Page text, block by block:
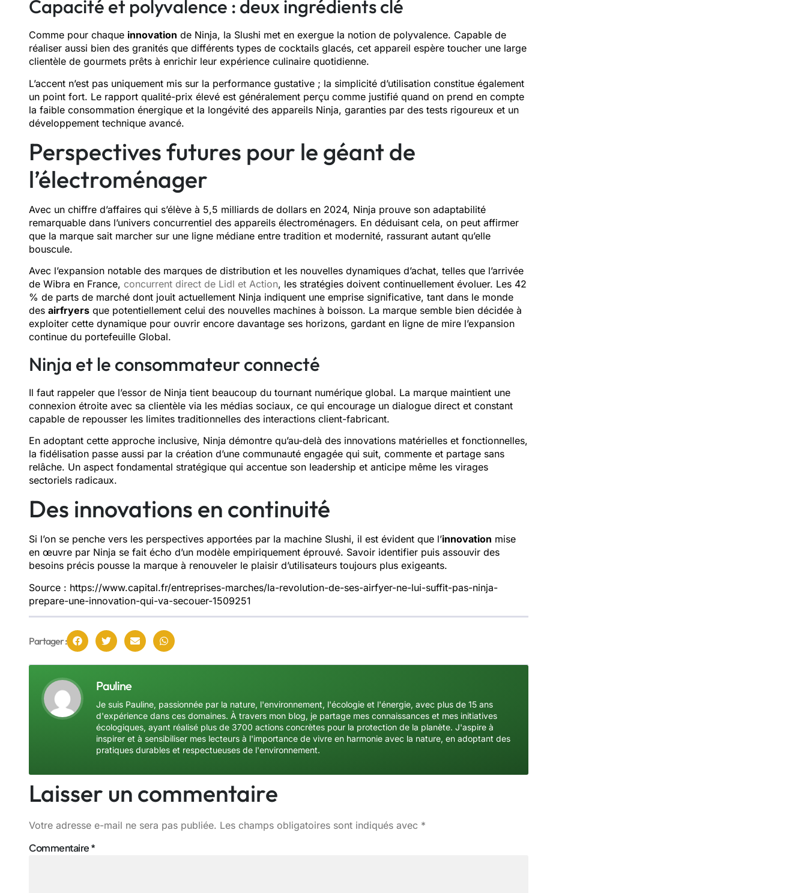
Capacité et polyvalence : deux ingrédients clé
Comme pour chaque innovation de Ninja, la Slushi met en exergue la notion de polyvalence. Capable de
réaliser aussi bien des granités que différents types de cocktails glacés, cet appareil espère toucher une large
clientèle de gourmets prêts à enrichir leur expérience culinaire quotidienne.
L’accent n’est pas uniquement mis sur la performance gustative ; la simplicité d’utilisation constitue également
un point fort. Le rapport qualité-prix élevé est généralement perçu comme justifié quand on prend en compte
la faible consommation énergique et la longévité des appareils Ninja, garanties par des tests rigoureux et un
développement technique avancé.
Perspectives futures pour le géant de
l’électroménager
Avec un chiffre d’affaires qui s’élève à 5,5 milliards de dollars en 2024, Ninja prouve son adaptabilité
remarquable dans l’univers concurrentiel des appareils électroménagers. En déduisant cela, on peut affirmer
que la marque sait marcher sur une ligne médiane entre tradition et modernité, rassurant autant qu’elle
bouscule.
Avec l’expansion notable des marques de distribution et les nouvelles dynamiques d’achat, telles que l’arrivée
de Wibra en France, concurrent direct de Lidl et Action, les stratégies doivent continuellement évoluer. Les 42
% de parts de marché dont jouit actuellement Ninja indiquent une emprise significative, tant dans le monde
des airfryers que potentiellement celui des nouvelles machines à boisson. La marque semble bien décidée à
exploiter cette dynamique pour ouvrir encore davantage ses horizons, gardant en ligne de mire l’expansion
continue du portefeuille Global.
Ninja et le consommateur connecté
Il faut rappeler que l’essor de Ninja tient beaucoup du tournant numérique global. La marque maintient une
connexion étroite avec sa clientèle via les médias sociaux, ce qui encourage un dialogue direct et constant
capable de repousser les limites traditionnelles des interactions client-fabricant.
En adoptant cette approche inclusive, Ninja démontre qu’au-delà des innovations matérielles et fonctionnelles,
la fidélisation passe aussi par la création d’une communauté engagée qui suit, commente et partage sans
relâche. Un aspect fondamental stratégique qui accentue son leadership et anticipe même les virages
sectoriels radicaux.
Des innovations en continuité
Si l’on se penche vers les perspectives apportées par la machine Slushi, il est évident que l’innovation mise
en œuvre par Ninja se fait écho d’un modèle empiriquement éprouvé. Savoir identifier puis assouvir des
besoins précis pousse la marque à renouveler le plaisir d’utilisateurs toujours plus exigeants.
Source : https://www.capital.fr/entreprises-marches/la-revolution-de-ses-airfyer-ne-lui-suffit-pas-ninja-
prepare-une-innovation-qui-va-secouer-1509251
Partager :
Pauline
Je suis Pauline, passionnée par la nature, l'environnement, l'écologie et l'énergie, avec plus de 15 ans
d'expérience dans ces domaines. À travers mon blog, je partage mes connaissances et mes initiatives
écologiques, ayant réalisé plus de 3700 actions concrètes pour la protection de la planète. J'aspire à
inspirer et à sensibiliser mes lecteurs à l'importance de vivre en harmonie avec la nature, en adoptant des
pratiques durables et respectueuses de l'environnement.
Laisser un commentaire
Votre adresse e-mail ne sera pas publiée. Les champs obligatoires sont indiqués avec *
Commentaire*